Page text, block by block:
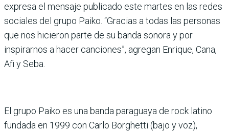
expresa el mensaje publicado este martes en las redes
sociales del grupo Paiko. “Gracias a todas las personas
que nos hicieron parte de su banda sonora y por
inspirarnos a hacer canciones”, agregan Enrique, Cana,
Afi y Seba.
El grupo Paiko es una banda paraguaya de rock latino
fundada en 1999 con Carlo Borghetti (bajo y voz),